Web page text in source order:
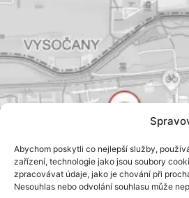
Abychom poskytli co nejlepší služby,
zařízení, technologie jako jsou soubory
zpracovávat údaje, jako je chování při
Nesouhlas nebo odvolání souhlasu může